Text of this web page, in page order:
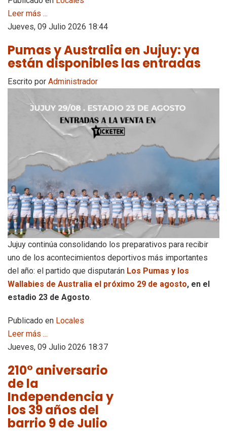
Leer más ...
Jueves, 09 Julio 2026 18:44
Pumas y Australia en Jujuy: ya
están disponibles las entradas
Escrito por Administrador
Jujuy continúa consolidando los preparativos para recibir
uno de los acontecimientos deportivos más importantes
del año: el partido que disputarán Los Pumas y los
Wallabies de Australia el próximo 29 de agosto, en el
estadio 23 de Agosto.
Publicado en Locales
Leer más ...
Jueves, 09 Julio 2026 18:37
210° aniversario
de la
Independencia y
los 39 años del
barrio 9 de Julio